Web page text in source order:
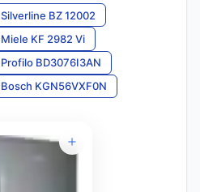
Silverline BZ 12002
Miele KF 2982 Vi
Profilo BD3076I3AN
Bosch KGN56VXF0N